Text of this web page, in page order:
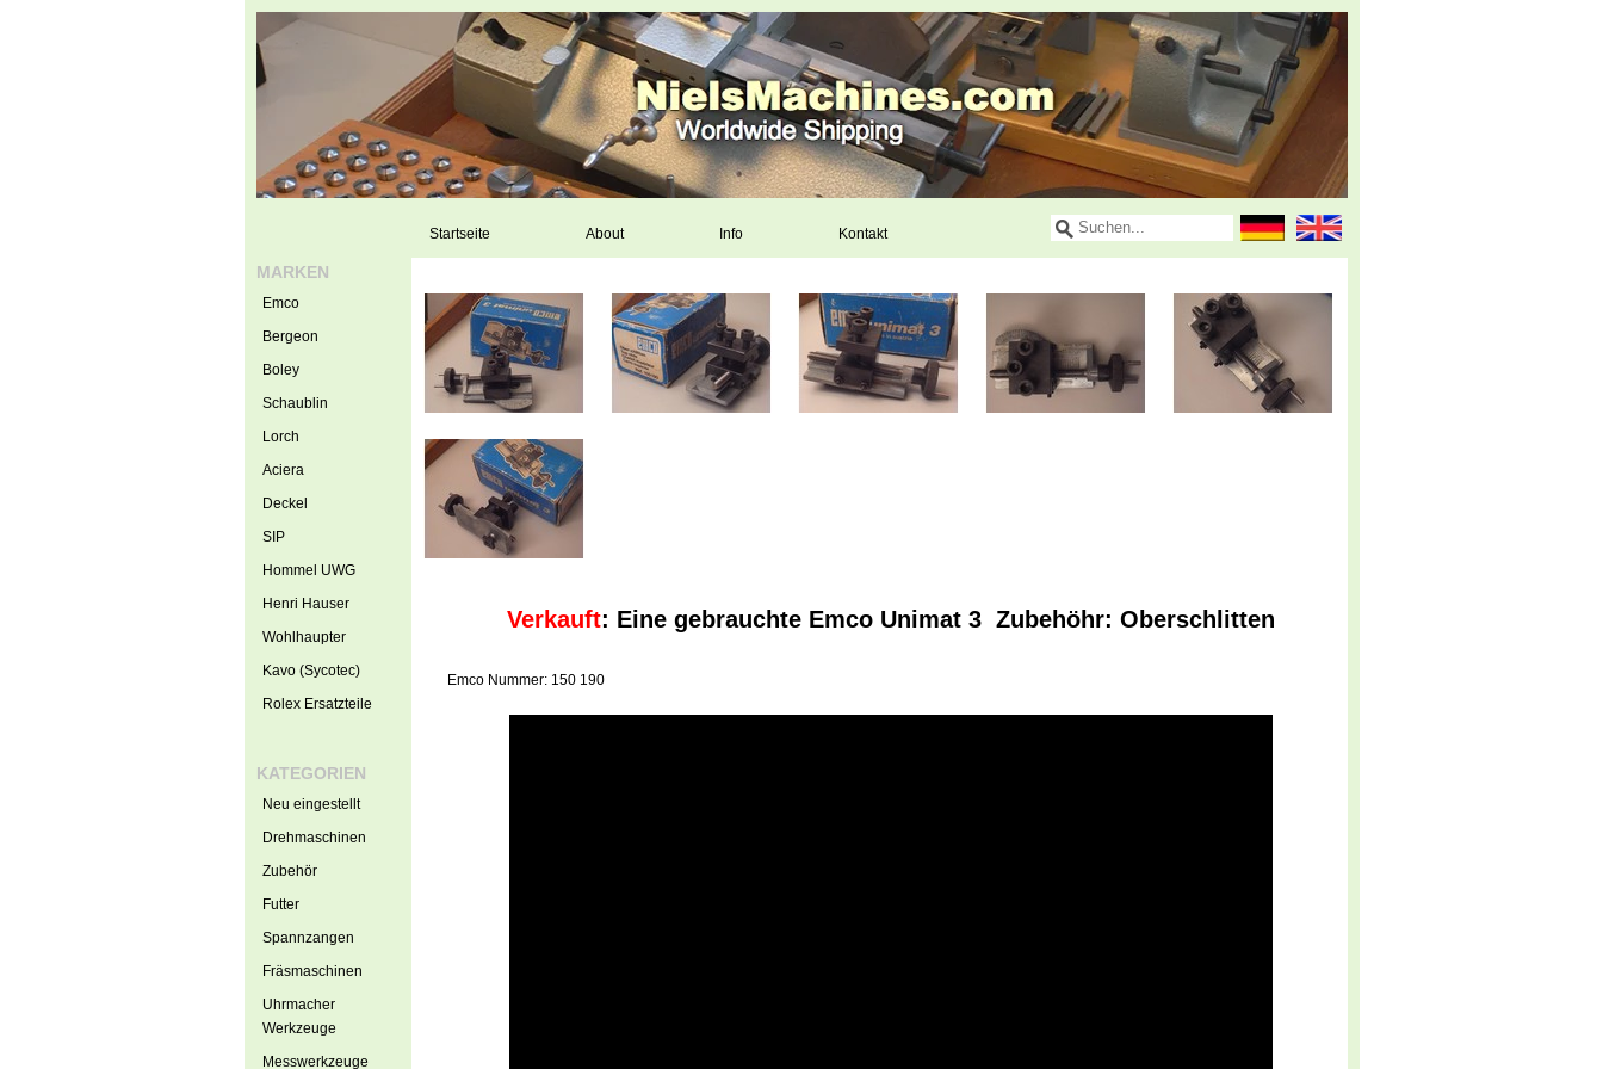
Startseite About Info Kontakt
Verkauft: Eine gebrauchte Emco Unimat 3 Zubehöhr: Oberschlitten
Emco Nummer: 150 190
MARKEN
Emco
Bergeon
Boley
Schaublin
Lorch
Aciera
Deckel
SIP
Hommel UWG
Henri Hauser
Wohlhaupter
Kavo (Sycotec)
Rolex Ersatzteile
KATEGORIEN
Neu eingestellt
Drehmaschinen
Zubehör
Futter
Spannzangen
Fräsmaschinen
Uhrmacher
Werkzeuge
Messwerkzeuge